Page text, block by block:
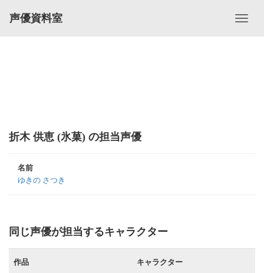
声優資料室
折木 供恵 (氷菓) の担当声優
名前
ゆきの さつき
同じ声優が担当するキャラクター
作品 キャラクター